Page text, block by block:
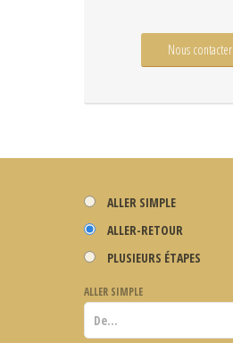
Nous contacter
ALLER SIMPLE
ALLER-RETOUR
PLUSIEURS ÉTAPES
ALLER SIMPLE